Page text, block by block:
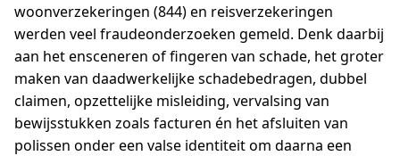
woonverzekeringen (844) en reisverzekeringen
werden veel fraudeonderzoeken gemeld. Denk daarbij
aan het ensceneren of fingeren van schade, het groter
maken van daadwerkelijke schadebedragen, dubbel
claimen, opzettelijke misleiding, vervalsing van
bewijsstukken zoals facturen én het afsluiten van
polissen onder een valse identiteit om daarna een